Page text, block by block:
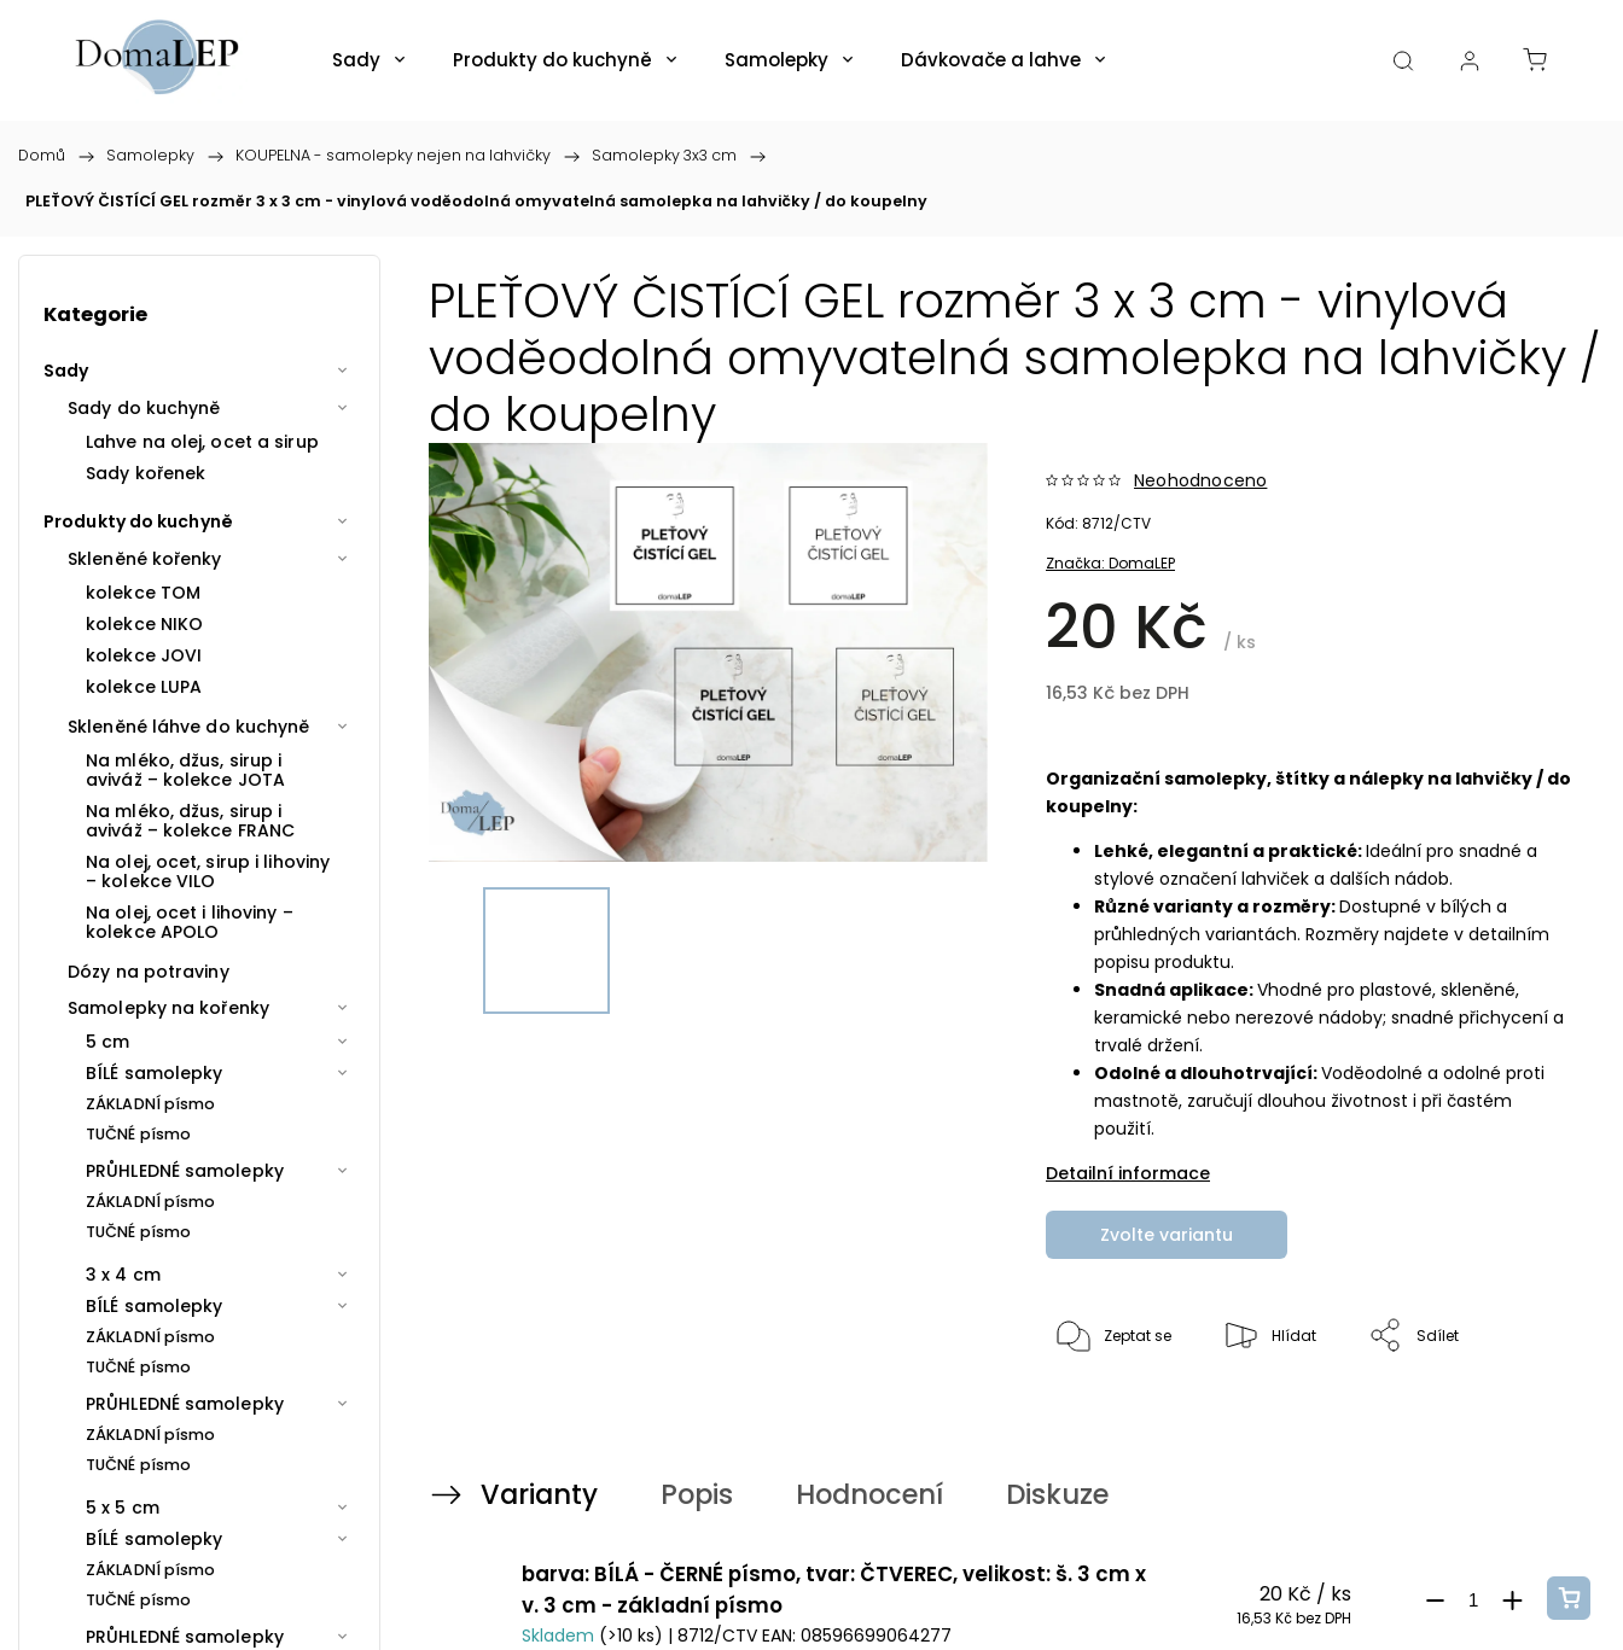
Sady Produkty do kuchyně Samolepky Dávkovače a lahve Boxy, dózy, kořenky, skleničky Akce
Domů / Samolepky / KOUPELNA - samolepky nejen na lahvičky / Samolepky 3x3 cm /
PLEŤOVÝ ČISTÍCÍ GEL rozměr 3 x 3 cm - vinylová voděodolná omyvatelná samolepka na lahvičky / do koupelny
Kategorie
Sady
Sady do kuchyně
Lahve na olej, ocet a sirup
Sady kořenek
Produkty do kuchyně
Skleněné kořenky
kolekce TOM
kolekce NIKO
kolekce JOVI
kolekce LUPA
Skleněné láhve do kuchyně
Na mléko, džus, sirup i
aviváž – kolekce JOTA
Na mléko, džus, sirup i
aviváž – kolekce FRANC
Na olej, ocet, sirup i lihoviny
– kolekce VILO
Na olej, ocet i lihoviny –
kolekce APOLO
Dózy na potraviny
Samolepky na kořenky
5 cm
BÍLÉ samolepky
ZÁKLADNÍ písmo
TUČNÉ písmo
PRŮHLEDNÉ samolepky
ZÁKLADNÍ písmo
TUČNÉ písmo
3 x 4 cm
BÍLÉ samolepky
ZÁKLADNÍ písmo
TUČNÉ písmo
PRŮHLEDNÉ samolepky
ZÁKLADNÍ písmo
TUČNÉ písmo
5 x 5 cm
BÍLÉ samolepky
ZÁKLADNÍ písmo
TUČNÉ písmo
PRŮHLEDNÉ samolepky
PLEŤOVÝ ČISTÍCÍ GEL rozměr 3 x 3 cm - vinylová
voděodolná omyvatelná samolepka na lahvičky /
do koupelny
Značka: DomaLEP
Neohodnoceno
20 Kč / ks
16,53 Kč bez DPH
Kód: 8712/CTV
Organizační samolepky, štítky a nálepky na lahvičky / do
koupelny:
Lehké, elegantní a praktické:Ideální pro snadné a
stylové označení lahviček a dalších nádob.
Různé varianty a rozměry:Dostupné v bílých a
průhledných variantách. Rozměry najdete v detailním
popisu produktu.
Snadná aplikace:Vhodné pro plastové, skleněné,
keramické nebo nerezové nádoby; snadné přichycení a
trvalé držení.
Odolné a dlouhotrvající:Voděodolné a odolné proti
mastnotě, zaručují dlouhou životnost i při častém
použití.
Detailní informace
Zvolte variantu
Zeptat se Hlídat Sdílet
Varianty Popis Hodnocení Diskuze
barva: BÍLÁ - ČERNÉ písmo, tvar: ČTVEREC, velikost: š. 3 cm x
v. 3 cm - základní písmo
Skladem (>10 ks) | 8712/CTV EAN: 08596699064277
20 Kč / ks
16,53 Kč bez DPH